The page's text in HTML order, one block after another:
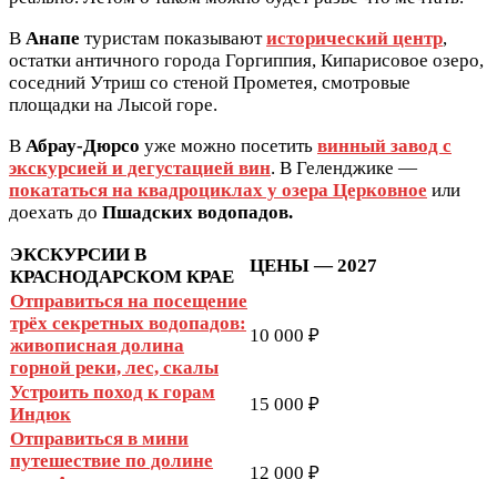
В Анапе туристам показываютисторический центр,
остатки античного города Горгиппия, Кипарисовое озеро,
соседний Утриш со стеной Прометея, смотровые
площадки на Лысой горе.
В Абрау-Дюрсо уже можно посетить винный завод с
экскурсией и дегустацией вин. В Геленджике —
покататься на квадроциклах у озера Церковное или
доехать до Пшадских водопадов.
ЭКСКУРСИИ В
КРАСНОДАРСКОМ КРАЕ
ЦЕНЫ — 2027
Отправиться на посещение
трёх секретных водопадов:
живописная долина
горной реки, лес, скалы
10 000 ₽
Устроить поход к горам
Индюк
15 000 ₽
Отправиться в мини
путешествие по долине
12 000 ₽